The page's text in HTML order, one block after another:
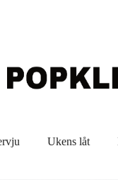
Ukens låt